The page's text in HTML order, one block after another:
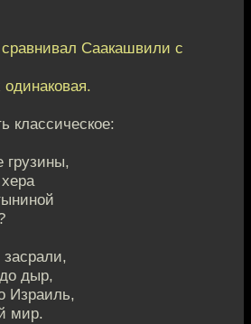
Саакашвили с
классическое:
грузины,
дыр,
Израиль,
мир.